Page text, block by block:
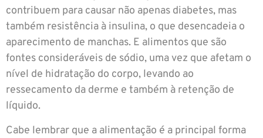
contribuem para causar não apenas diabetes, mas
também resistência à insulina, o que desencadeia o
aparecimento de manchas. E alimentos que são
fontes consideráveis de sódio, uma vez que afetam o
nível de hidratação do corpo, levando ao
ressecamento da derme e também à retenção de
líquido.
Cabe lembrar que a alimentação é a principal forma